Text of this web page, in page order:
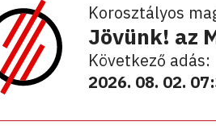
Korosztályos
Jövünk! az
Következő adás:
2026. 08. 02.